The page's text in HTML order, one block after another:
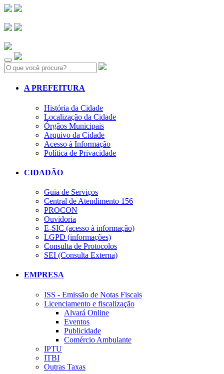
Search:
A PREFEITURA
História da Cidade
Localização da Cidade
Órgãos Municipais
Arquivo da Cidade
Acesso à Informação
Política de Privacidade
CIDADÃO
Guia de Serviços
Central de Atendimento 156
PROCON
Ouvidoria
E-SIC (acesso à informação)
LGPD (informações)
Consulta de Protocolos
SEI (Consulta Externa)
EMPRESA
ISS - Emissão de Notas Fiscais
Licenciamento e fiscalização
Alvará Online
Eventos
Publicidade
Comércio Ambulante
IPTU
ITBI
Outras Taxas